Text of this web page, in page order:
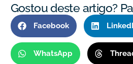
Gostou deste artigo?
Facebook
WhatsApp